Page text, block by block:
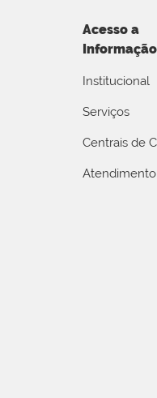
Acesso a
Informação
Institucional
Serviços
Centrais de
Atendimento